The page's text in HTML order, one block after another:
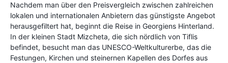
Nachdem man über den Preisvergleich zwischen zahlreichen
lokalen und internationalen Anbietern das günstigste Angebot
herausgefiltert hat, beginnt die Reise in Georgiens Hinterland.
In der kleinen Stadt Mizcheta, die sich nördlich von Tiflis
befindet, besucht man das UNESCO-Weltkulturerbe, das die
Festungen, Kirchen und steinernen Kapellen des Dorfes aus